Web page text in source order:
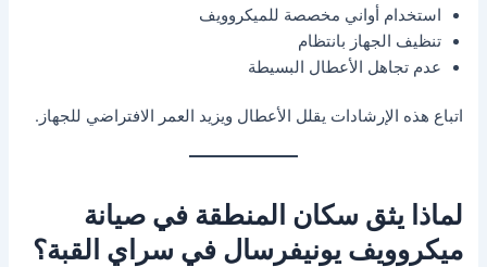
استخدام أواني مخصصة للميكروويف
تنظيف الجهاز بانتظام
عدم تجاهل الأعطال البسيطة
اتباع هذه الإرشادات يقلل الأعطال ويزيد العمر الافتراضي للجهاز.
لماذا يثق سكان المنطقة في صيانة
ميكروويف يونيفرسال في سراي القبة؟